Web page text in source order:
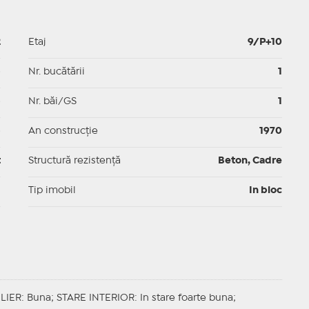
Etaj 9/P+10
Nr. bucătării
Nr. băi/GS
An construcție 1970
Structură rezistență Beton, Cadre
Tip imobil In bloc
: Buna; STARE INTERIOR: In stare foarte buna;